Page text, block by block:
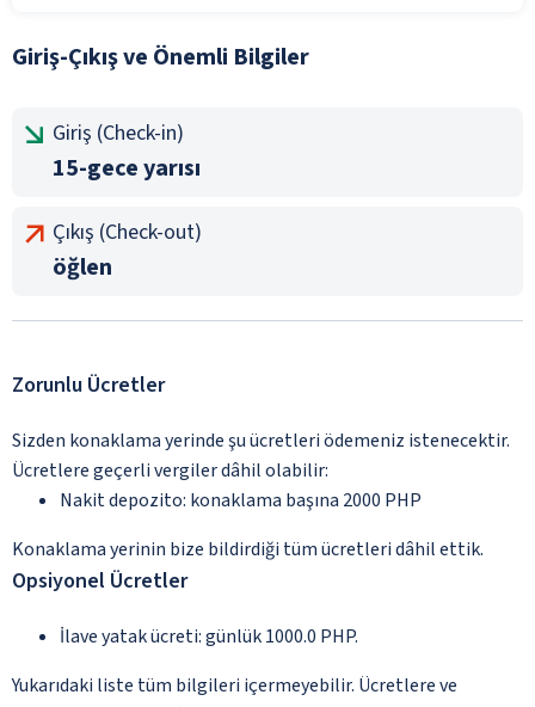
Giriş-Çıkış ve Önemli Bilgiler
Giriş (Check-in)
15-gece yarısı
Çıkış (Check-out)
öğlen
Zorunlu Ücretler
Sizden konaklama yerinde şu ücretleri ödemeniz istenecektir.
Ücretlere geçerli vergiler dâhil olabilir:
Nakit depozito: konaklama başına 2000 PHP
Konaklama yerinin bize bildirdiği tüm ücretleri dâhil ettik.
Opsiyonel Ücretler
İlave yatak ücreti: günlük 1000.0 PHP.
Yukarıdaki liste tüm bilgileri içermeyebilir. Ücretlere ve